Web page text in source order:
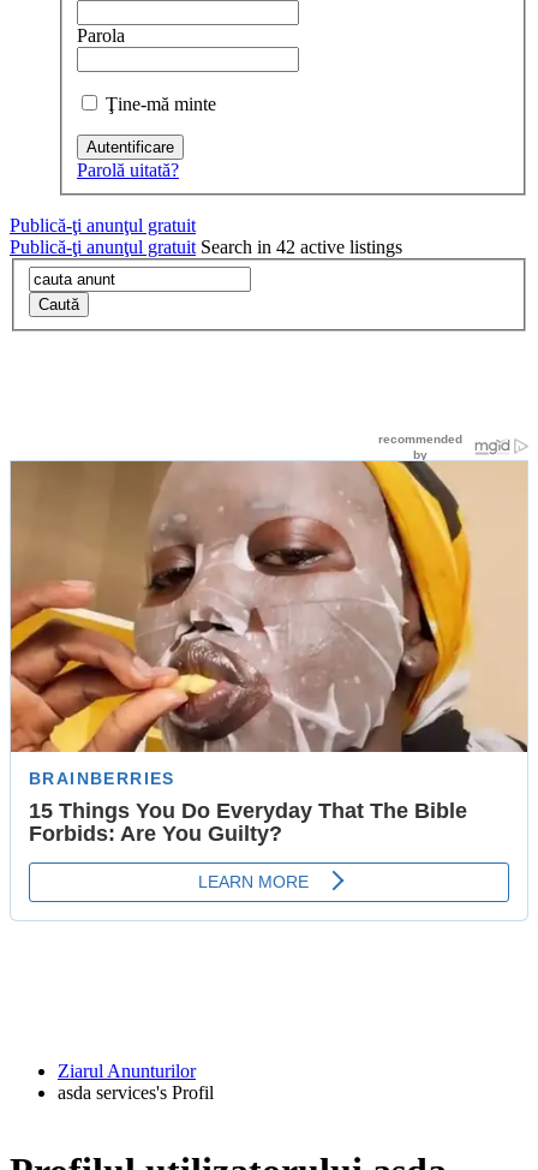
Parola
Ţine-mă minte
Autentificare
Parolă uitată?
Publică-ţi anunţul gratuit
Publică-ţi anunţul gratuit Search in 42 active listings
Caută
Ziarul Anunturilor
asda services's Profil